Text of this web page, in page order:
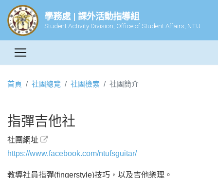
學務處 | 課外活動指導組
Student Activity Division, Office of Student Affairs, NTU
首頁 社團總覽 社團檢索 社團簡介
指彈吉他社
社團網址
https://www.facebook.com/ntufsguitar/
教導社員指彈(fingerstyle)技巧，以及吉他樂理。